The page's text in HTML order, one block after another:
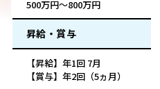
500万円～800万円
昇給・賞与
【昇給】年1回 7月
【賞与】年2回（5ヵ月）